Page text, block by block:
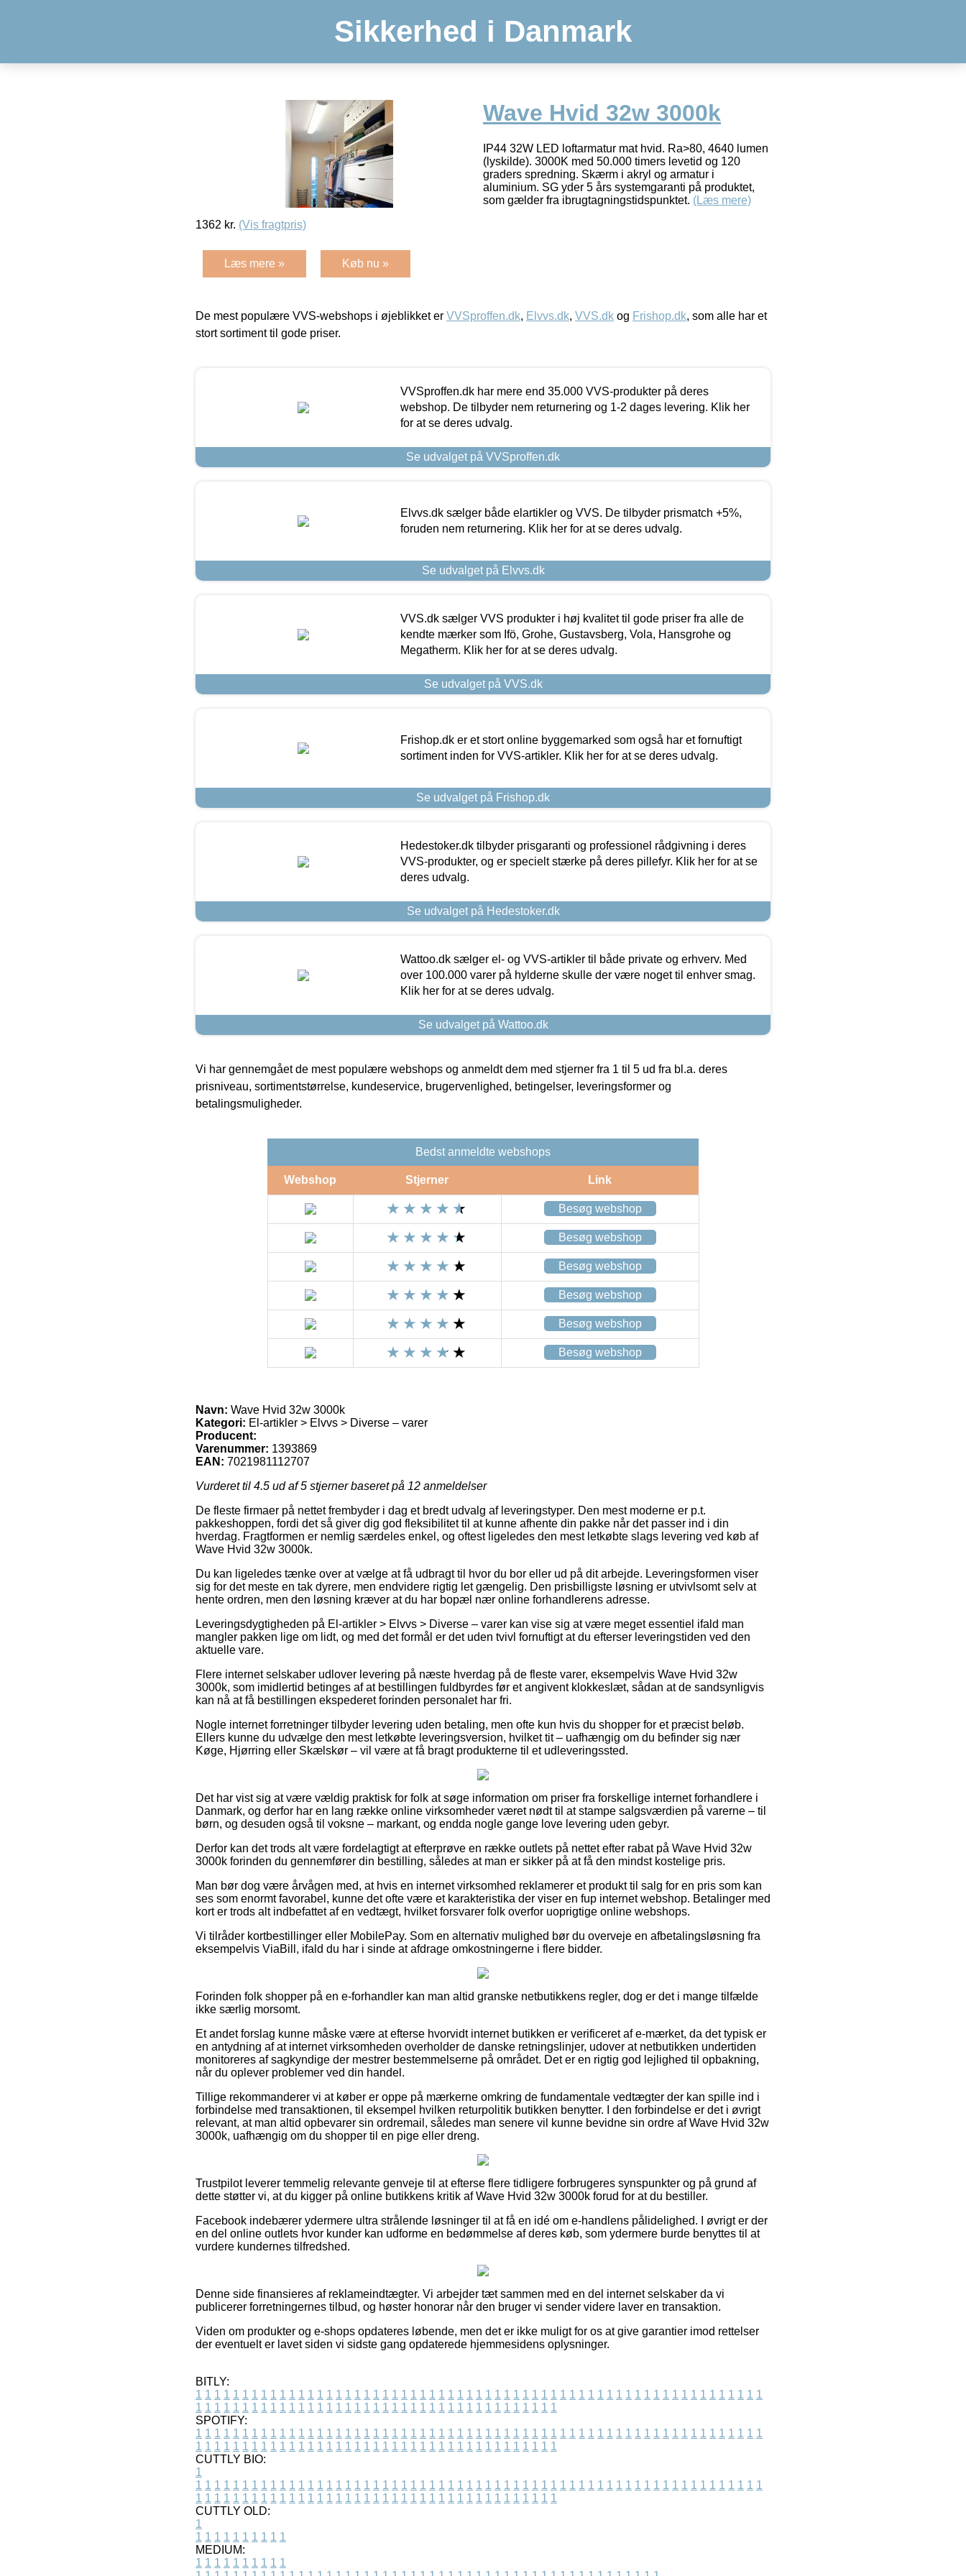
Sikkerhed i Danmark
Wave Hvid 32w 3000k
IP44 32W LED loftarmatur mat hvid. Ra>80, 4640 lumen
(lyskilde). 3000K med 50.000 timers levetid og 120
graders spredning. Skærm i akryl og armatur i
aluminium. SG yder 5 års systemgaranti på produktet,
som gælder fra ibrugtagningstidspunktet. (Læs mere)
1362 kr. (Vis fragtpris)
Læs mere » Køb nu »
De mest populære VVS-webshops i øjeblikket er VVSproffen.dk, Elvvs.dk, VVS.dk og Frishop.dk, som alle har et
stort sortiment til gode priser.
VVSproffen.dk har mere end 35.000 VVS-produkter på deres
webshop. De tilbyder nem returnering og 1-2 dages levering. Klik her
for at se deres udvalg.
Se udvalget på VVSproffen.dk
Elvvs.dk sælger både elartikler og VVS. De tilbyder prismatch +5%,
foruden nem returnering. Klik her for at se deres udvalg.
Se udvalget på Elvvs.dk
VVS.dk sælger VVS produkter i høj kvalitet til gode priser fra alle de
kendte mærker som Ifö, Grohe, Gustavsberg, Vola, Hansgrohe og
Megatherm. Klik her for at se deres udvalg.
Se udvalget på VVS.dk
Frishop.dk er et stort online byggemarked som også har et fornuftigt
sortiment inden for VVS-artikler. Klik her for at se deres udvalg.
Se udvalget på Frishop.dk
Hedestoker.dk tilbyder prisgaranti og professionel rådgivning i deres
VVS-produkter, og er specielt stærke på deres pillefyr. Klik her for at se
deres udvalg.
Se udvalget på Hedestoker.dk
Wattoo.dk sælger el- og VVS-artikler til både private og erhverv. Med
over 100.000 varer på hylderne skulle der være noget til enhver smag.
Klik her for at se deres udvalg.
Se udvalget på Wattoo.dk
Vi har gennemgået de mest populære webshops og anmeldt dem med stjerner fra 1 til 5 ud fra bl.a. deres
prisniveau, sortimentstørrelse, kundeservice, brugervenlighed, betingelser, leveringsformer og
betalingsmuligheder.
Bedst anmeldte webshops
Webshop Stjerner Link
Besøg webshop
Besøg webshop
Besøg webshop
Besøg webshop
Besøg webshop
Besøg webshop
Navn: Wave Hvid 32w 3000k
Kategori: El-artikler > Elvvs > Diverse – varer
Producent:
Varenummer: 1393869
EAN: 7021981112707
Vurderet til 4.5 ud af 5 stjerner baseret på 12 anmeldelser
De fleste firmaer på nettet frembyder i dag et bredt udvalg af leveringstyper. Den mest moderne er p.t.
pakkeshoppen, fordi det så giver dig god fleksibilitet til at kunne afhente din pakke når det passer ind i din
hverdag. Fragtformen er nemlig særdeles enkel, og oftest ligeledes den mest letkøbte slags levering ved køb af
Wave Hvid 32w 3000k.
Du kan ligeledes tænke over at vælge at få udbragt til hvor du bor eller ud på dit arbejde. Leveringsformen viser
sig for det meste en tak dyrere, men endvidere rigtig let gængelig. Den prisbilligste løsning er utvivlsomt selv at
hente ordren, men den løsning kræver at du har bopæl nær online forhandlerens adresse.
Leveringsdygtigheden på El-artikler > Elvvs > Diverse – varer kan vise sig at være meget essentiel ifald man
mangler pakken lige om lidt, og med det formål er det uden tvivl fornuftigt at du efterser leveringstiden ved den
aktuelle vare.
Flere internet selskaber udlover levering på næste hverdag på de fleste varer, eksempelvis Wave Hvid 32w
3000k, som imidlertid betinges af at bestillingen fuldbyrdes før et angivent klokkeslæt, sådan at de sandsynligvis
kan nå at få bestillingen ekspederet forinden personalet har fri.
Nogle internet forretninger tilbyder levering uden betaling, men ofte kun hvis du shopper for et præcist beløb.
Ellers kunne du udvælge den mest letkøbte leveringsversion, hvilket tit – uafhængig om du befinder sig nær
Køge, Hjørring eller Skælskør – vil være at få bragt produkterne til et udleveringssted.
Det har vist sig at være vældig praktisk for folk at søge information om priser fra forskellige internet forhandlere i
Danmark, og derfor har en lang række online virksomheder været nødt til at stampe salgsværdien på varerne – til
børn, og desuden også til voksne – markant, og endda nogle gange love levering uden gebyr.
Derfor kan det trods alt være fordelagtigt at efterprøve en række outlets på nettet efter rabat på Wave Hvid 32w
3000k forinden du gennemfører din bestilling, således at man er sikker på at få den mindst kostelige pris.
Man bør dog være årvågen med, at hvis en internet virksomhed reklamerer et produkt til salg for en pris som kan
ses som enormt favorabel, kunne det ofte være et karakteristika der viser en fup internet webshop. Betalinger med
kort er trods alt indbefattet af en vedtægt, hvilket forsvarer folk overfor uoprigtige online webshops.
Vi tilråder kortbestillinger eller MobilePay. Som en alternativ mulighed bør du overveje en afbetalingsløsning fra
eksempelvis ViaBill, ifald du har i sinde at afdrage omkostningerne i flere bidder.
Forinden folk shopper på en e-forhandler kan man altid granske netbutikkens regler, dog er det i mange tilfælde
ikke særlig morsomt.
Et andet forslag kunne måske være at efterse hvorvidt internet butikken er verificeret af e-mærket, da det typisk er
en antydning af at internet virksomheden overholder de danske retningslinjer, udover at netbutikken undertiden
monitoreres af sagkyndige der mestrer bestemmelserne på området. Det er en rigtig god lejlighed til opbakning,
når du oplever problemer ved din handel.
Tillige rekommanderer vi at køber er oppe på mærkerne omkring de fundamentale vedtægter der kan spille ind i
forbindelse med transaktionen, til eksempel hvilken returpolitik butikken benytter. I den forbindelse er det i øvrigt
relevant, at man altid opbevarer sin ordremail, således man senere vil kunne bevidne sin ordre af Wave Hvid 32w
3000k, uafhængig om du shopper til en pige eller dreng.
Trustpilot leverer temmelig relevante genveje til at efterse flere tidligere forbrugeres synspunkter og på grund af
dette støtter vi, at du kigger på online butikkens kritik af Wave Hvid 32w 3000k forud for at du bestiller.
Facebook indebærer ydermere ultra strålende løsninger til at få en idé om e-handlens pålidelighed. I øvrigt er der
en del online outlets hvor kunder kan udforme en bedømmelse af deres køb, som ydermere burde benyttes til at
vurdere kundernes tilfredshed.
Denne side finansieres af reklameindtægter. Vi arbejder tæt sammen med en del internet selskaber da vi
publicerer forretningernes tilbud, og høster honorar når den bruger vi sender videre laver en transaktion.
Viden om produkter og e-shops opdateres løbende, men det er ikke muligt for os at give garantier imod rettelser
der eventuelt er lavet siden vi sidste gang opdaterede hjemmesidens oplysninger.
BITLY:
1 1 1 1 1 1 1 1 1 1 1 1 1 1 1 1 1 1 1 1 1 1 1 1 1 1 1 1 1 1 1 1 1 1 1 1 1 1 1 1 1 1 1 1 1 1 1 1 1 1 1 1 1 1 1 1 1 1 1 1 1
1 1 1 1 1 1 1 1 1 1 1 1 1 1 1 1 1 1 1 1 1 1 1 1 1 1 1 1 1 1 1 1 1 1 1 1 1 1 1
SPOTIFY:
1 1 1 1 1 1 1 1 1 1 1 1 1 1 1 1 1 1 1 1 1 1 1 1 1 1 1 1 1 1 1 1 1 1 1 1 1 1 1 1 1 1 1 1 1 1 1 1 1 1 1 1 1 1 1 1 1 1 1 1 1
1 1 1 1 1 1 1 1 1 1 1 1 1 1 1 1 1 1 1 1 1 1 1 1 1 1 1 1 1 1 1 1 1 1 1 1 1 1 1
CUTTLY BIO:
1
1 1 1 1 1 1 1 1 1 1 1 1 1 1 1 1 1 1 1 1 1 1 1 1 1 1 1 1 1 1 1 1 1 1 1 1 1 1 1 1 1 1 1 1 1 1 1 1 1 1 1 1 1 1 1 1 1 1 1 1 1
1 1 1 1 1 1 1 1 1 1 1 1 1 1 1 1 1 1 1 1 1 1 1 1 1 1 1 1 1 1 1 1 1 1 1 1 1 1 1
CUTTLY OLD:
1
1 1 1 1 1 1 1 1 1 1
MEDIUM:
1 1 1 1 1 1 1 1 1 1